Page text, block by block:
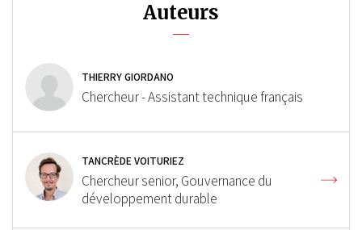
Auteurs
THIERRY GIORDANO
Chercheur - Assistant technique français
TANCRÈDE VOITURIEZ
Chercheur senior, Gouvernance du
développement durable